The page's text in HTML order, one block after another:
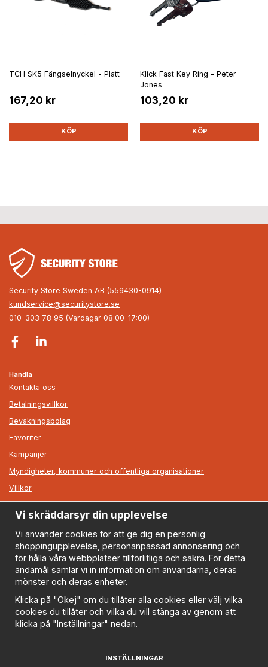
TCH SK5 Fängselnyckel - Platt
167,20 kr
KÖP
Klick Fast Key Ring - Peter
Jones
103,20 kr
KÖP
Security Store Sweden AB (559430-0914)
kundservice@securitystore.se
010-303 78 95 (Vardagar 08:00-17:00)
Handla
Kontakta oss
Betalningsvillkor
Bevakningsbolag
Favoriter
Kampanjer
Myndigheter, kommuner och offentliga organisationer
Villkor
Information
Om oss
Nyheter
Nyhetsbrev
Logga in
Om cookies
Cookie inställningar
Policy
Vi skräddarsyr din upplevelse
Vi använder cookies för att ge dig en personlig
shoppingupplevelse, personanpassad annonsering och
för hålla våra webbplatser tillförlitliga och säkra. För detta
ändamål samlar vi in information om användarna, deras
mönster och deras enheter.
Klicka på "Okej" om du tillåter alla cookies eller välj vilka
cookies du tillåter och vilka du vill stänga av genom att
klicka på "Inställningar" nedan.
INSTÄLLNINGAR